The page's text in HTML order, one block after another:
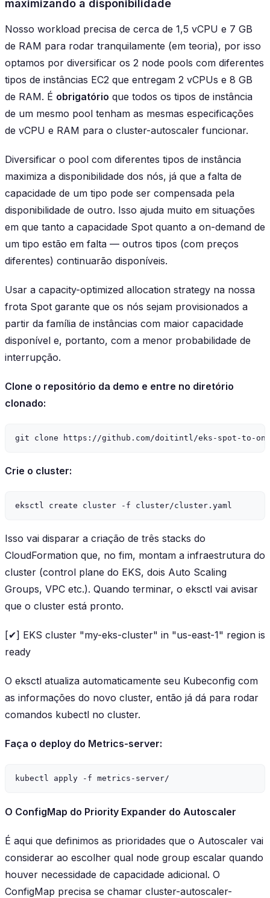
maximizando a disponibilidade
Nosso workload precisa de cerca de 1,5 vCPU e 7 GB
de RAM para rodar tranquilamente (em teoria), por isso
optamos por diversificar os 2 node pools com diferentes
tipos de instâncias EC2 que entregam 2 vCPUs e 8 GB
de RAM. É obrigatório que todos os tipos de instância
de um mesmo pool tenham as mesmas especificações
de vCPU e RAM para o cluster-autoscaler funcionar.
Diversificar o pool com diferentes tipos de instância
maximiza a disponibilidade dos nós, já que a falta de
capacidade de um tipo pode ser compensada pela
disponibilidade de outro. Isso ajuda muito em situações
em que tanto a capacidade Spot quanto a on-demand de
um tipo estão em falta — outros tipos (com preços
diferentes) continuarão disponíveis.
Usar a capacity-optimized allocation strategy na nossa
frota Spot garante que os nós sejam provisionados a
partir da família de instâncias com maior capacidade
disponível e, portanto, com a menor probabilidade de
interrupção.
Clone o repositório da demo e entre no diretório
clonado:
Crie o cluster:
Isso vai disparar a criação de três stacks do
CloudFormation que, no fim, montam a infraestrutura do
cluster (control plane do EKS, dois Auto Scaling
Groups, VPC etc.). Quando terminar, o eksctl vai avisar
que o cluster está pronto.
[✔] EKS cluster "my-eks-cluster" in "us-east-1" region is
ready
O eksctl atualiza automaticamente seu Kubeconfig com
as informações do novo cluster, então já dá para rodar
comandos kubectl no cluster.
Faça o deploy do Metrics-server:
O ConfigMap do Priority Expander do Autoscaler
É aqui que definimos as prioridades que o Autoscaler vai
considerar ao escolher qual node group escalar quando
houver necessidade de capacidade adicional. O
ConfigMap precisa se chamar cluster-autoscaler-